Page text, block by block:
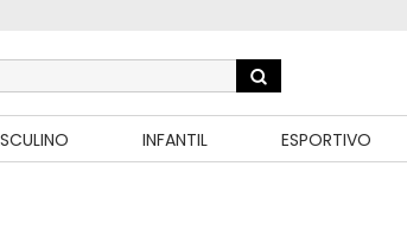
INFANTIL ESPORTIVO